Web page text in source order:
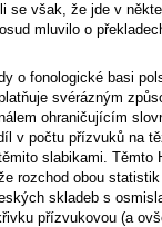
se však, že jde v
mluvilo o
o fonologické basi
svérázným
ohraničujícím
v počtu přízvuků na
slabikami.
rozchod obou
skladeb s
přízvukovou (a